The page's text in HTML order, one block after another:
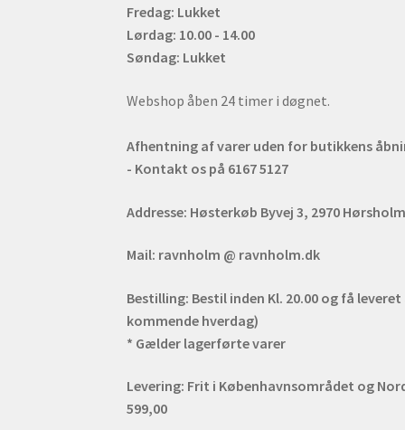
Fredag: Lukket
Lørdag: 10.00 - 14.00
Søndag: Lukket
Webshop åben 24 timer i døgnet.
Afhentning af varer uden for butikkens
- Kontakt os på 6167 5127
Addresse: Høsterkøb Byvej 3, 2970 Hørsholm
Mail: ravnholm @ ravnholm.dk
Bestilling: Bestil inden Kl. 20.00 og få
kommende hverdag)
* Gælder lagerførte varer
Levering: Frit i Københavnsområdet og
599,00